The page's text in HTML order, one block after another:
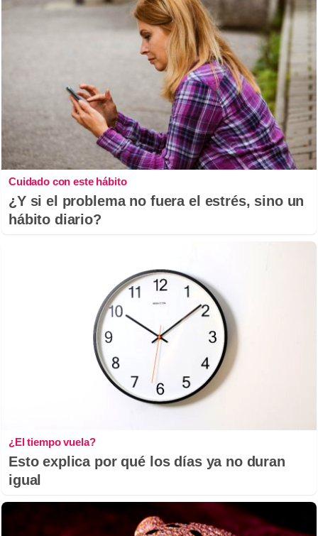
Cuidado con este hábito
¿Y si el problema no fuera el estrés, sino un
hábito diario?
¿El tiempo vuela?
Esto explica por qué los días ya no duran
igual